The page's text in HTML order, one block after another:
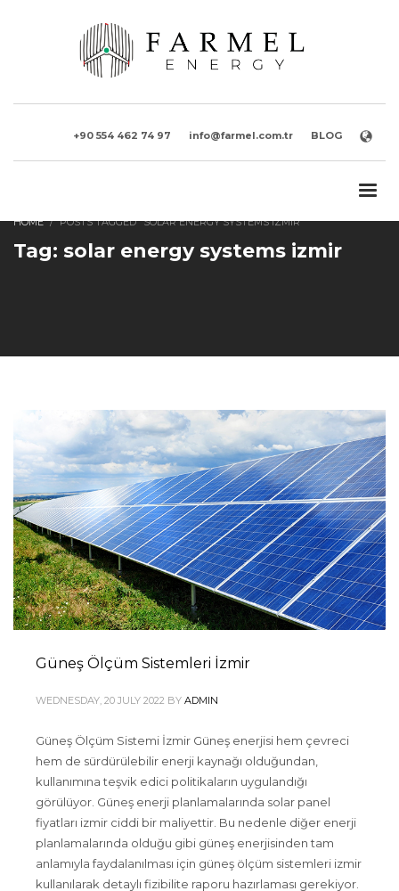
+90 554 462 74 97 info@farmel.com.tr BLOG
HOME POSTS TAGGED "SOLAR ENERGY SYSTEMS IZMIR"
Tag: solar energy systems izmir
Güneş Ölçüm Sistemleri İzmir
WEDNESDAY, 20 JULY 2022 BY ADMIN
Güneş Ölçüm Sistemi İzmir Güneş enerjisi hem çevreci
hem de sürdürülebilir enerji kaynağı olduğundan,
kullanımına teşvik edici politikaların uygulandığı
görülüyor. Güneş enerji planlamalarında solar panel
fiyatları izmir ciddi bir maliyettir. Bu nedenle diğer enerji
planlamalarında olduğu gibi güneş enerjisinden tam
anlamıyla faydalanılması için güneş ölçüm sistemleri izmir
kullanılarak detaylı fizibilite raporu hazırlaması gerekiyor.